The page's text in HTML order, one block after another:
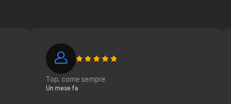
Top, come sempre
Un mese fa